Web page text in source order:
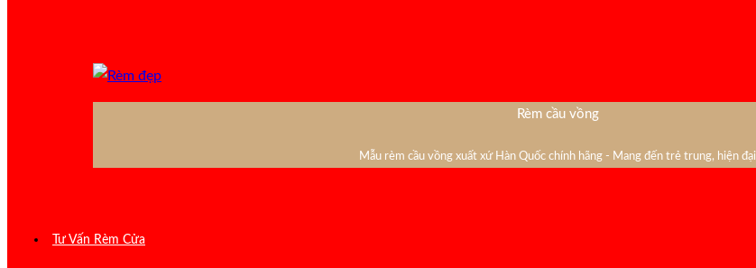
Rèm cầu vồng
Mẫu rèm cầu vồng xuất xứ Hàn Quốc chính hãng - Mang đến trẻ trung, hiện đại
Tư Vấn Rèm Cửa